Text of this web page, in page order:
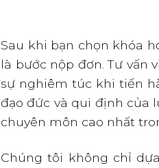
Sau khi bạn chọn khóa
là bước nộp đơn. Tư vấn
sự nghiêm túc khi tiến
đạo đức và qui định của
chuyên môn cao nhất
Chúng tôi không chỉ